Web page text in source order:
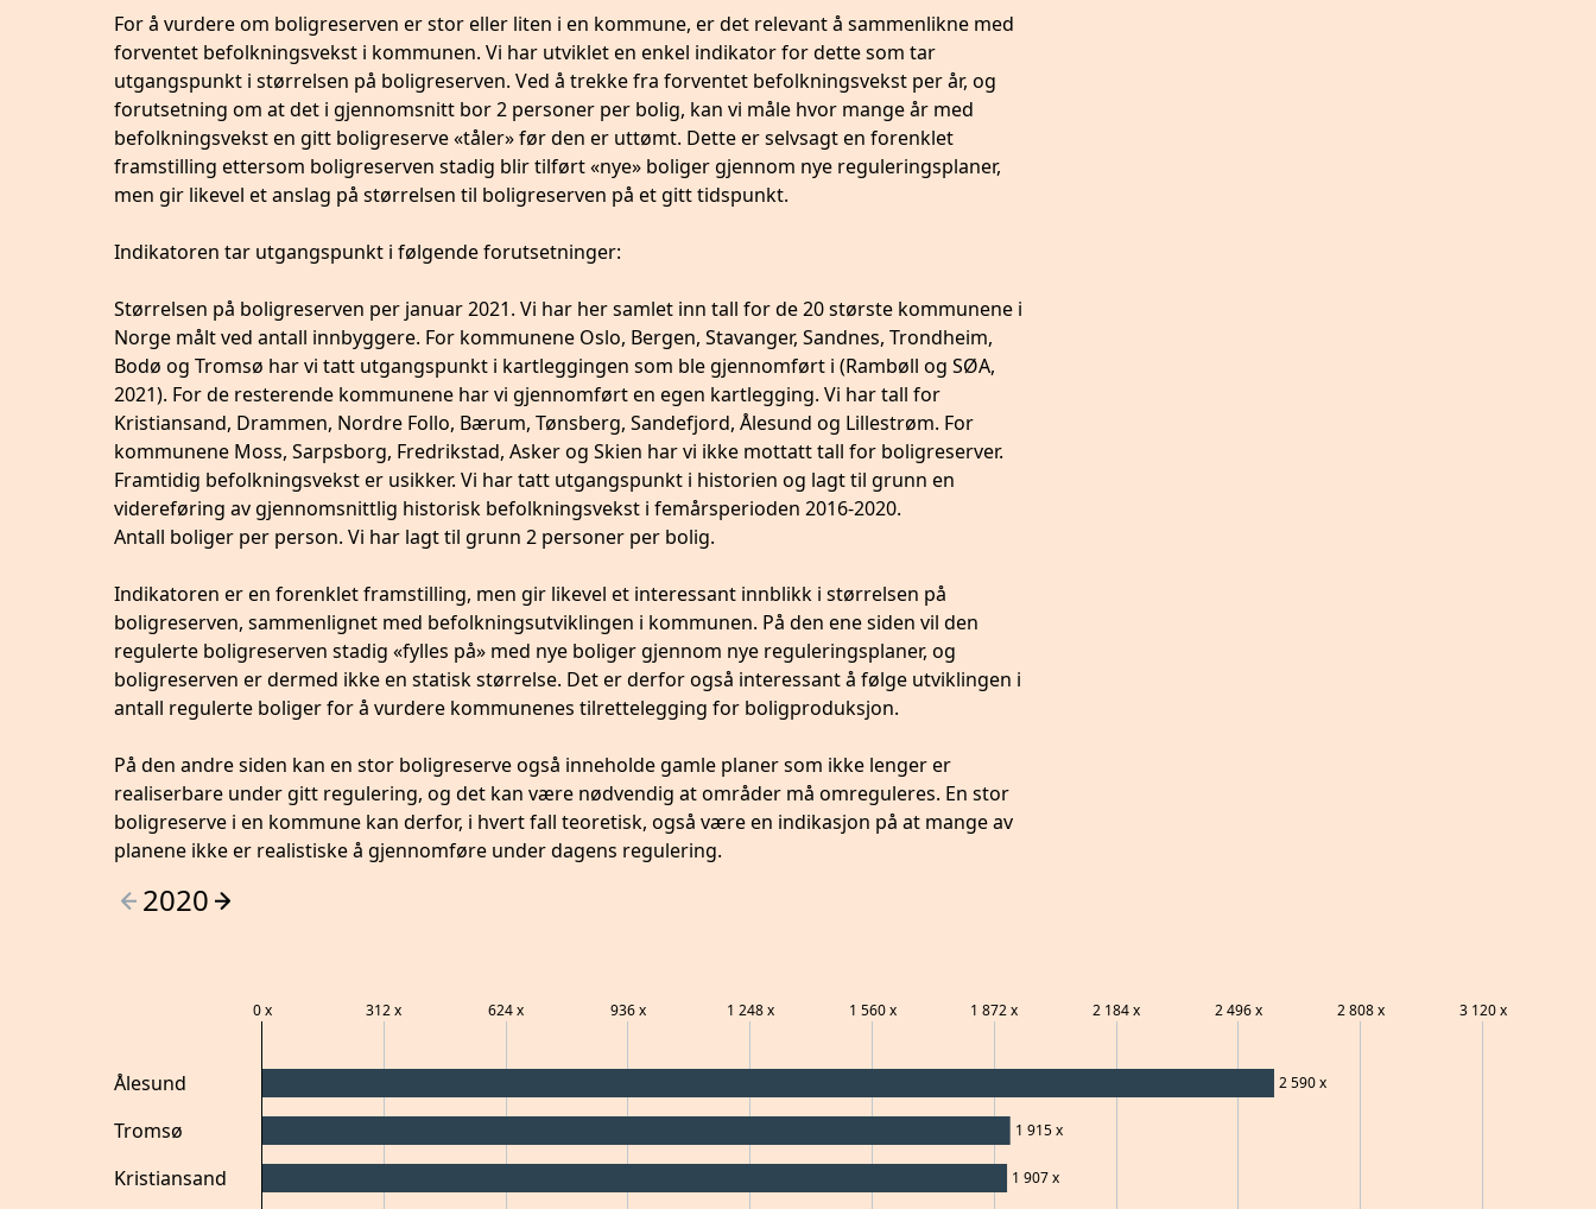
For å vurdere om boligreserven er stor eller liten i en kommune, er det relevant å sammenlikne med
forventet befolkningsvekst i kommunen. Vi har utviklet en enkel indikator for dette som tar
utgangspunkt i størrelsen på boligreserven. Ved å trekke fra forventet befolkningsvekst per år, og
forutsetning om at det i gjennomsnitt bor 2 personer per bolig, kan vi måle hvor mange år med
befolkningsvekst en gitt boligreserve «tåler» før den er uttømt. Dette er selvsagt en forenklet
framstilling ettersom boligreserven stadig blir tilført «nye» boliger gjennom nye reguleringsplaner,
men gir likevel et anslag på størrelsen til boligreserven på et gitt tidspunkt.
Indikatoren tar utgangspunkt i følgende forutsetninger:
Størrelsen på boligreserven per januar 2021. Vi har her samlet inn tall for de 20 største kommunene i
Norge målt ved antall innbyggere. For kommunene Oslo, Bergen, Stavanger, Sandnes, Trondheim,
Bodø og Tromsø har vi tatt utgangspunkt i kartleggingen som ble gjennomført i (Rambøll og SØA,
2021). For de resterende kommunene har vi gjennomført en egen kartlegging. Vi har tall for
Kristiansand, Drammen, Nordre Follo, Bærum, Tønsberg, Sandefjord, Ålesund og Lillestrøm. For
kommunene Moss, Sarpsborg, Fredrikstad, Asker og Skien har vi ikke mottatt tall for boligreserver.
Framtidig befolkningsvekst er usikker. Vi har tatt utgangspunkt i historien og lagt til grunn en
videreføring av gjennomsnittlig historisk befolkningsvekst i femårsperioden 2016-2020.
Antall boliger per person. Vi har lagt til grunn 2 personer per bolig.
Indikatoren er en forenklet framstilling, men gir likevel et interessant innblikk i størrelsen på
boligreserven, sammenlignet med befolkningsutviklingen i kommunen. På den ene siden vil den
regulerte boligreserven stadig «fylles på» med nye boliger gjennom nye reguleringsplaner, og
boligreserven er dermed ikke en statisk størrelse. Det er derfor også interessant å følge utviklingen i
antall regulerte boliger for å vurdere kommunenes tilrettelegging for boligproduksjon.
På den andre siden kan en stor boligreserve også inneholde gamle planer som ikke lenger er
realiserbare under gitt regulering, og det kan være nødvendig at områder må omreguleres. En stor
boligreserve i en kommune kan derfor, i hvert fall teoretisk, også være en indikasjon på at mange av
planene ikke er realistiske å gjennomføre under dagens regulering.
2020
Ålesund
Tromsø
Kristiansand
0 x 312x 624x 936x 1 248x 1 560 x 1 872x 2 184x 2 496x 2 808x 3 120 x
2 590x
1 915x
1 907x